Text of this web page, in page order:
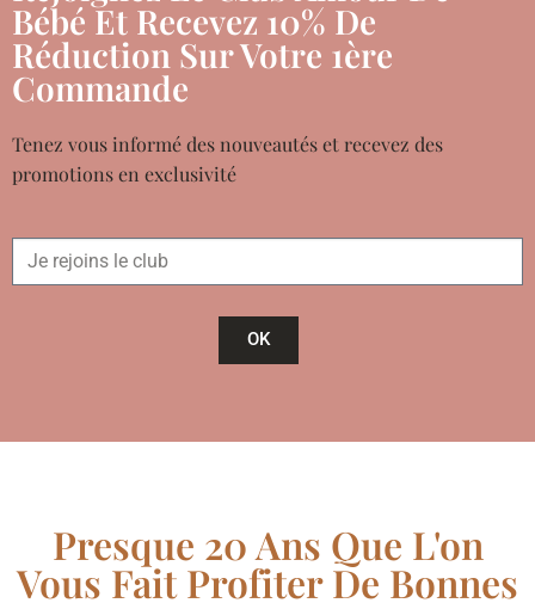
Bébé Et Recevez 10% De
Réduction Sur Votre 1ère
Commande
Tenez vous informé des nouveautés et recevez des
promotions en exclusivité
OK
Presque 20 Ans Que L'on
Vous Fait Profiter De Bonnes